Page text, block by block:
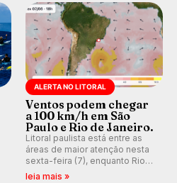
ALERTA NO LITORAL
Ventos podem chegar
a 100 km/h em São
Paulo e Rio de Janeiro.
Litoral paulista está entre as
áreas de maior atenção nesta
sexta-feira (7), enquanto Rio
de Janeiro também recebe
leia mais »